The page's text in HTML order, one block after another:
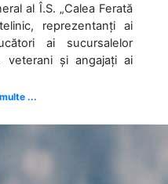
al Î.S. „Calea Ferată
reprezentanți ai
ai sucursalelor
veterani și angajați ai
...